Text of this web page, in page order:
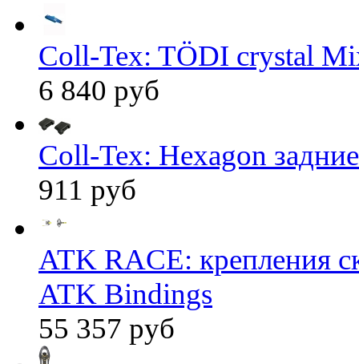
Coll-Tex: TÖDI crystal
6 840 руб
Coll-Tex: Hexagon
911 руб
ATK RACE: крепления
ATK Bindings
55 357 руб